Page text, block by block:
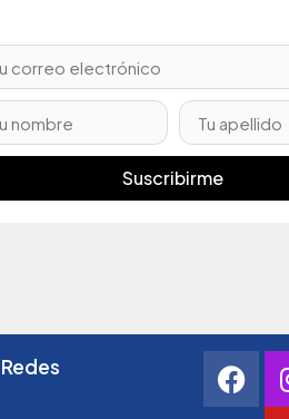
Suscribirme